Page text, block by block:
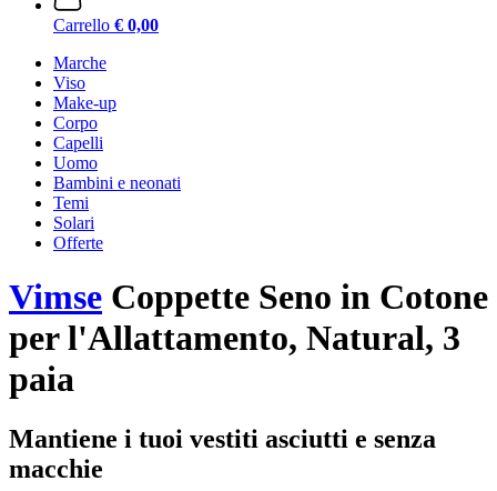
Carrello € 0,00
Marche
Viso
Make-up
Corpo
Capelli
Uomo
Bambini e neonati
Temi
Solari
Offerte
Vimse Coppette Seno in Cotone
per l'Allattamento, Natural, 3
paia
Mantiene i tuoi vestiti asciutti e senza
macchie